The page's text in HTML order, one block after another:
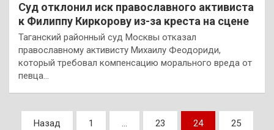
Суд отклонил иск православного активиста
к Филиппу Киркорову из-за креста на сцене
Таганский районный суд Москвы отказал
православному активисту Михаилу Феодориди,
который требовал компенсацию морального вреда от
певца…
Пагинация
Назад 1 … 23 24 25